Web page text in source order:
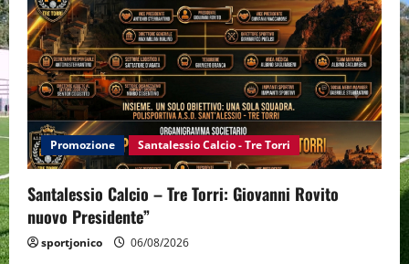
Promozione Santalessio Calcio - Tre Torri
Santalessio Calcio – Tre Torri: Giovanni Rovito
nuovo Presidente”
sportjonico 06/08/2026